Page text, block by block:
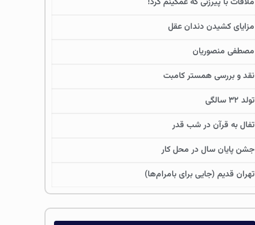
مزایای کشیدن دندان عقل
مصطفی منصوریان
نقد و بررسی همستر کامبت
تولد ۳۲ سالگی
تفال به قرآن در شب قدر
جشن پایان سال در محل کار
تهران قدیم (جایی برای بامرام‌ها)